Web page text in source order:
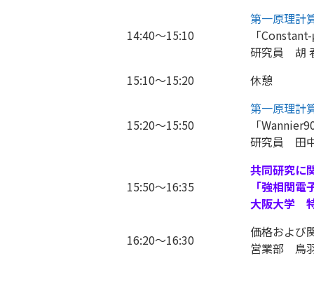
14:40～15:10
第一原理計
「
研究員 胡
15:10～15:20
休憩
15:20～15:50
第一原理計
「
研究員 田
15:50～16:35
共同研究に
「強相関
大阪大学
16:20～16:30
価格および
営業部 鳥